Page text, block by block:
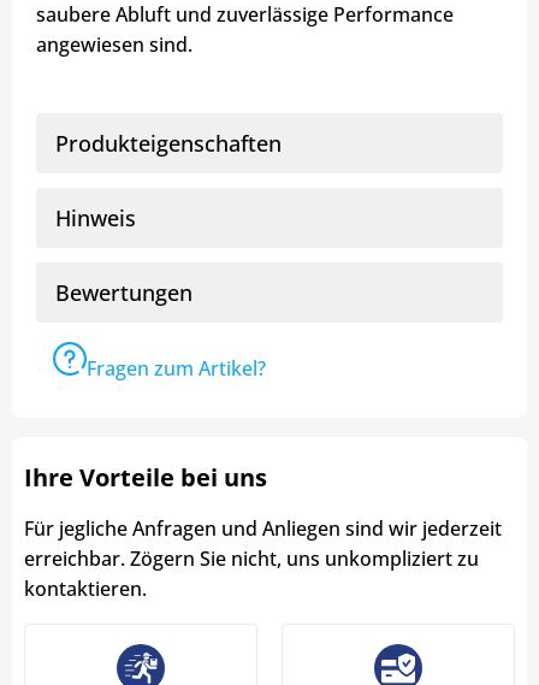
saubere Abluft und zuverlässige Performance
angewiesen sind.
Produkteigenschaften
Hinweis
Bewertungen
Fragen zum Artikel?
Ihre Vorteile bei uns
Für jegliche Anfragen und Anliegen sind wir jederzeit
erreichbar. Zögern Sie nicht, uns unkompliziert zu
kontaktieren.